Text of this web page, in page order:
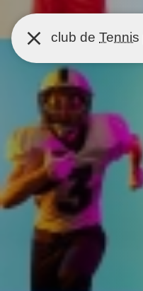
club de Tennis